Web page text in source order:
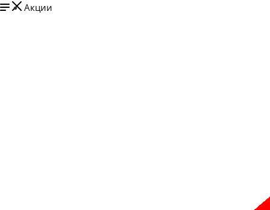
Акции